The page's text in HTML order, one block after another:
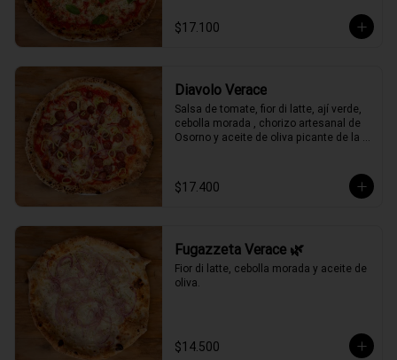
$17.100
Diavolo Verace
Salsa de tomate, fior di latte, ají verde,
cebolla morada , chorizo artesanal de
Osorno y aceite de oliva picante de la
$17.400
Fugazzeta Verace 🌿
Fior di latte, cebolla morada y aceite de
oliva.
$14.500